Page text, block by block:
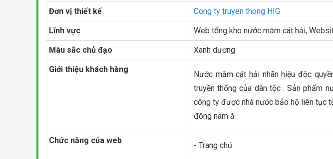
Đơn vị thiết kế Cong ty truyen thong HIG
Lĩnh vực Web tổng kho nước mắm cát hải,
Màu sắc chủ đạo Xanh dương
Giới thiệu khách hàng
Nước mắm cát hải nhãn hiệu độc
truyền thống của dân tộc . Sản phẩm
công ty được nhà nước bảo hộ liên tục
đông nam á
Chức năng của web
- Trang chủ